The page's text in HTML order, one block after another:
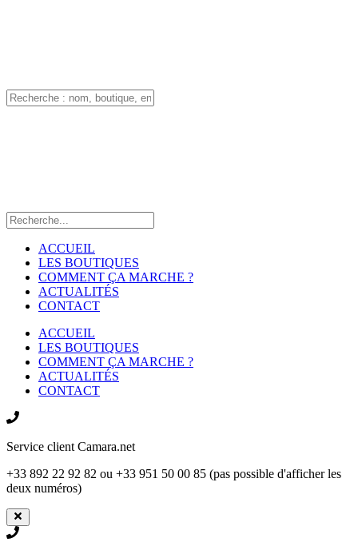
ACCUEIL
LES BOUTIQUES
COMMENT ÇA MARCHE ?
ACTUALITÉS
CONTACT
ACCUEIL
LES BOUTIQUES
COMMENT ÇA MARCHE ?
ACTUALITÉS
CONTACT
Service client Camara.net
+33 892 22 92 82 ou +33 951 50 00 85 (pas possible d'afficher les
deux numéros)